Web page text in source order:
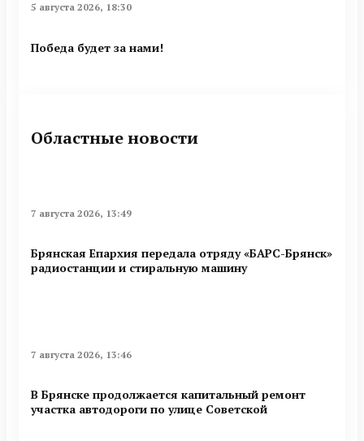
5 августа 2026, 18:30
Победа будет за нами!
Областные новости
7 августа 2026, 13:49
Брянская Епархия передала отряду «БАРС-Брянск»
радиостанции и стиральную машину
7 августа 2026, 13:46
В Брянске продолжается капитальный ремонт
участка автодороги по улице Советской